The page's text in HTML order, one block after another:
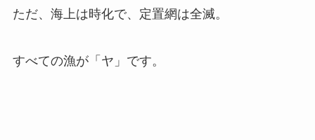
ただ、海上は時化で、定置網は全滅。
すべての漁が「ヤ」です。